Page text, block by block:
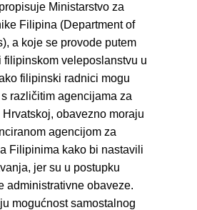
Ministarstvo za
Filipina (Department of
a koje se provode putem
filipinskom veleposlanstvu u
filipinski radnici mogu
različitim agencijama za
obavezno moraju
agencijom za
Filipinima kako bi nastavili
jer su u postupku
administrativne obaveze.
mogućnost samostalnog